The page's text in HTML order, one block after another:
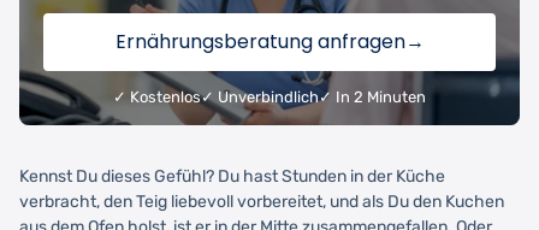
Ernährungsberatung anfragen→
✓ Kostenlos✓ Unverbindlich✓ In 2 Minuten
Kennst Du dieses Gefühl? Du hast Stunden in der Küche
verbracht, den Teig liebevoll vorbereitet, und als Du den Kuchen